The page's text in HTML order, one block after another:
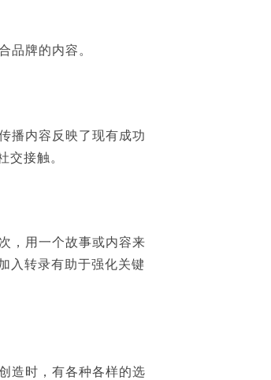
品牌的内容。
播内容反映了现有成功
交接触。
，用一个故事或内容来
入转录有助于强化关键
造时，有各种各样的选